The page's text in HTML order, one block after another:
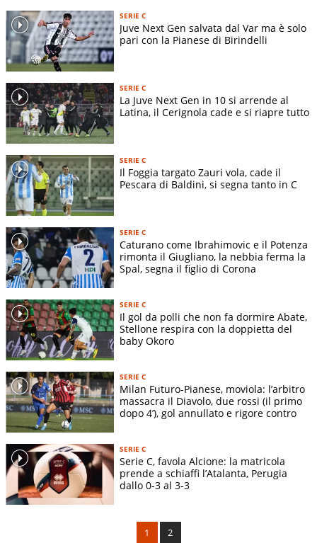
SERIE C
Juve Next Gen salvata dal Var ma è solo
pari con la Pianese di Birindelli
SERIE C
La Juve Next Gen in 10 si arrende al
Latina, il Cerignola cade e si riapre tutto
SERIE C
Il Foggia targato Zauri vola, cade il
Pescara di Baldini, si segna tanto in C
SERIE C
Caturano come Ibrahimovic e il Potenza
rimonta il Giugliano, la nebbia ferma la
Spal, segna il figlio di Corona
SERIE C
Il gol da polli che non fa dormire Abate,
Stellone respira con la doppietta del
baby Okoro
SERIE C
Milan Futuro-Pianese, moviola: l’arbitro
massacra il Diavolo, due rossi (il primo
dopo 4’), gol annullato e rigore contro
SERIE C
Serie C, favola Alcione: la matricola
prende a schiaffi l’Atalanta, Perugia
dallo 0-3 al 3-3
1 2